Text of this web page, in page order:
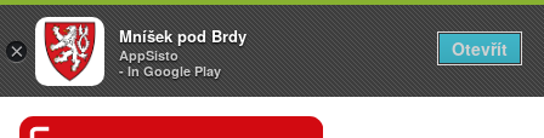
×
Mníšek pod Brdy
AppSisto
- In Google Play
Otevřít